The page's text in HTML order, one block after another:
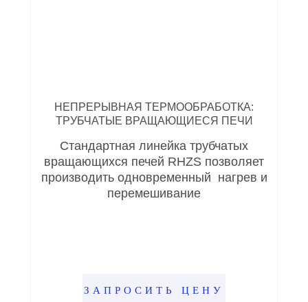
НЕПРЕРЫВНАЯ ТЕРМООБРАБОТКА:
ТРУБЧАТЫЕ ВРАЩАЮЩИЕСЯ ПЕЧИ
Стандартная линейка трубчатых
вращающихся печей RHZS позволяет
производить одновременный нагрев и
перемешивание
ЗАПРОСИТЬ ЦЕНУ